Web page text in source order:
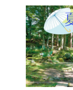
名所・旧跡